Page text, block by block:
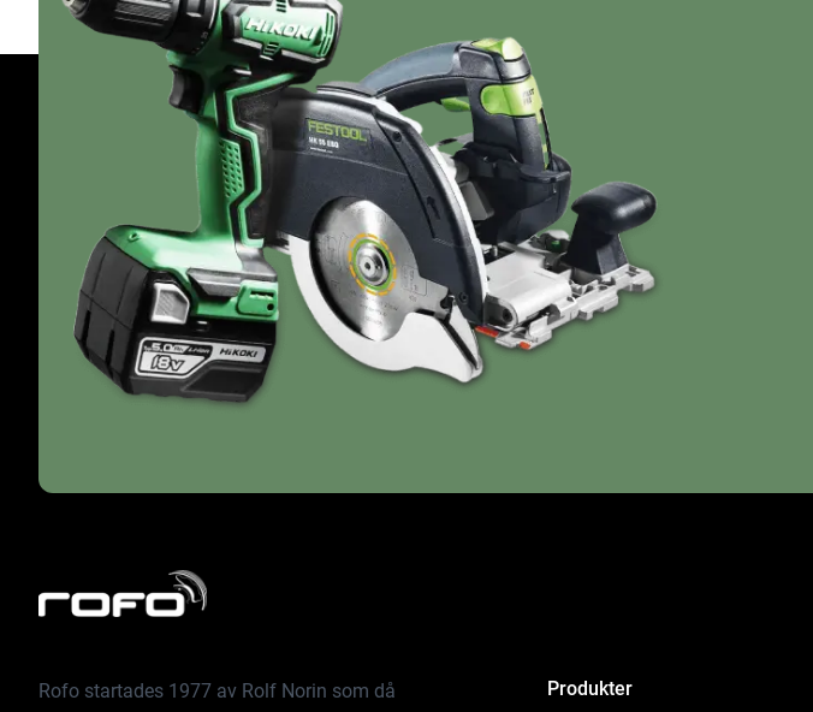
Rofo startades 1977 av Rolf Norin som då
Produkter